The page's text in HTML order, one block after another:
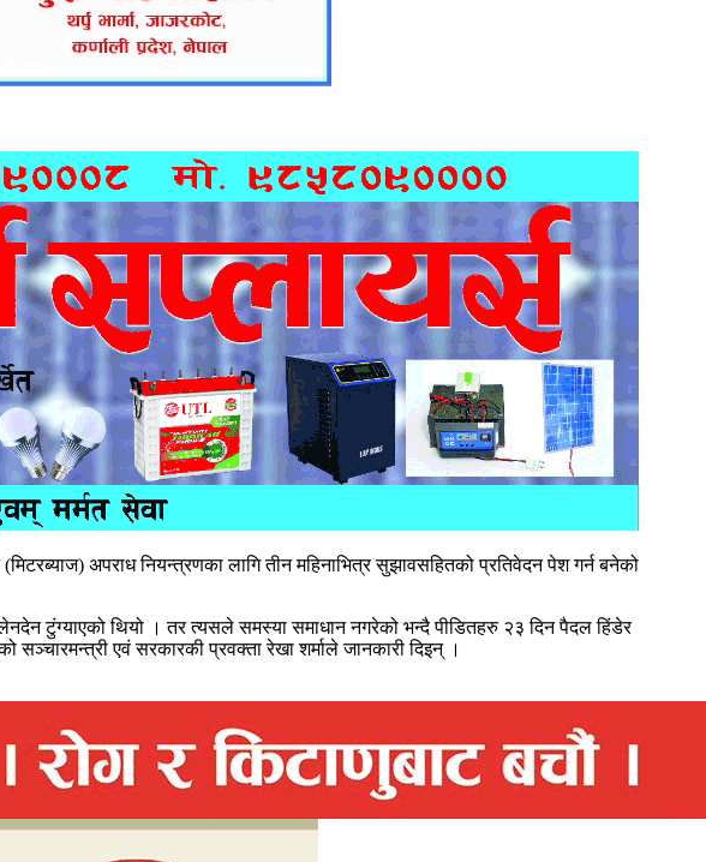
अपराध नियन्त्रणका लागि तीन महिनाभित्र सुझावसहितको प्रतिवेदन पेश गर्न बनेको
लेनदेन टुंग्याएको थियो । तर त्यसले समस्या समाधान नगरेको भन्दै पीडितहरु २३ दिन पैदल हिंडेर
एवं सरकारकी प्रवक्ता रेखा शर्माले जानकारी दिइन् ।